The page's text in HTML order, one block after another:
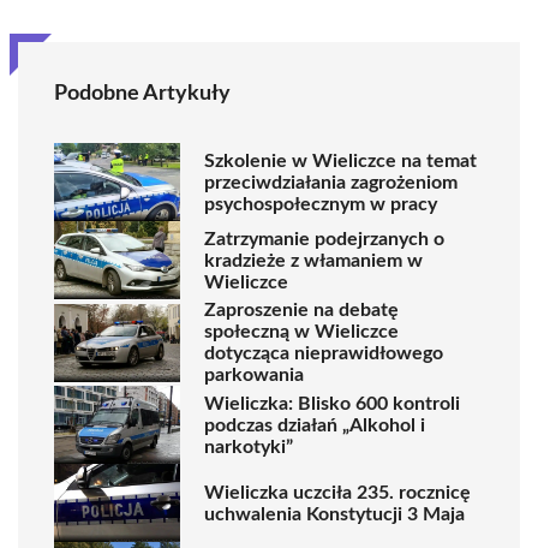
Podobne Artykuły
Szkolenie w Wieliczce na temat
przeciwdziałania zagrożeniom
psychospołecznym w pracy
Zatrzymanie podejrzanych o
kradzieże z włamaniem w
Wieliczce
Zaproszenie na debatę
społeczną w Wieliczce
dotycząca nieprawidłowego
parkowania
Wieliczka: Blisko 600 kontroli
podczas działań „Alkohol i
narkotyki”
Wieliczka uczciła 235. rocznicę
uchwalenia Konstytucji 3 Maja